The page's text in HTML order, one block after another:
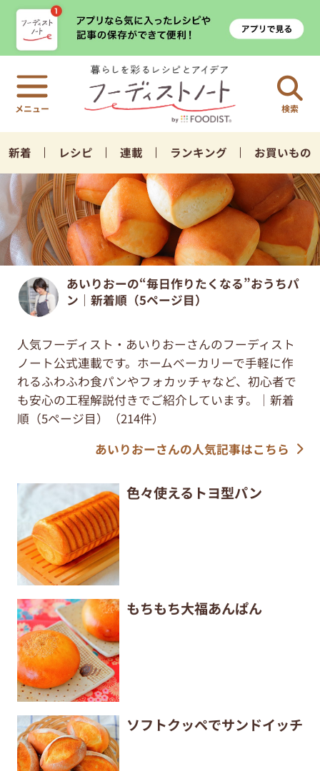
検索
新着 レシピ 連載 ランキング お買いもの
あいりおーの“毎日作りたくなる”おうちパ
ン｜新着順（5ページ目）
人気フーディスト・あいりおーさんのフーディスト
ノート公式連載です。ホームベーカリーで手軽に作
れるふわふわ食パンやフォカッチャなど、初心者で
も安心の工程解説付きでご紹介しています。｜新着
順（5ページ目）（214件）
あいりおーさんの人気記事はこちら
色々使えるトヨ型パン
もちもち大福あんぱん
ソフトクッペでサンドイッチ